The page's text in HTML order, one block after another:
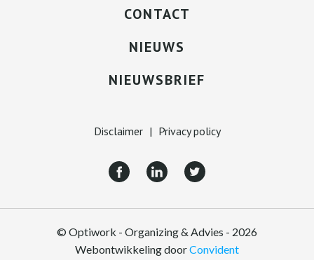
CONTACT
NIEUWS
NIEUWSBRIEF
Disclaimer | Privacy policy
© Optiwork - Organizing & Advies - 2026
Webontwikkeling doorConvident